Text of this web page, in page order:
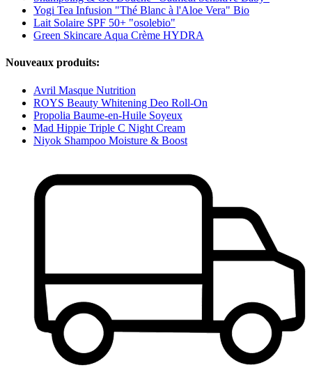
Yogi Tea Infusion "Thé Blanc à l'Aloe Vera" Bio
Lait Solaire SPF 50+ "osolebio"
Green Skincare Aqua Crème HYDRA
Nouveaux produits:
Avril Masque Nutrition
ROYS Beauty Whitening Deo Roll-On
Propolia Baume-en-Huile Soyeux
Mad Hippie Triple C Night Cream
Niyok Shampoo Moisture & Boost